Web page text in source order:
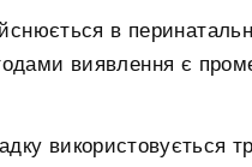
в
виявлення є
використовується